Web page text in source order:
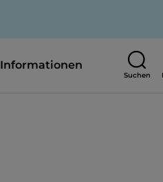
Informationen
Suchen